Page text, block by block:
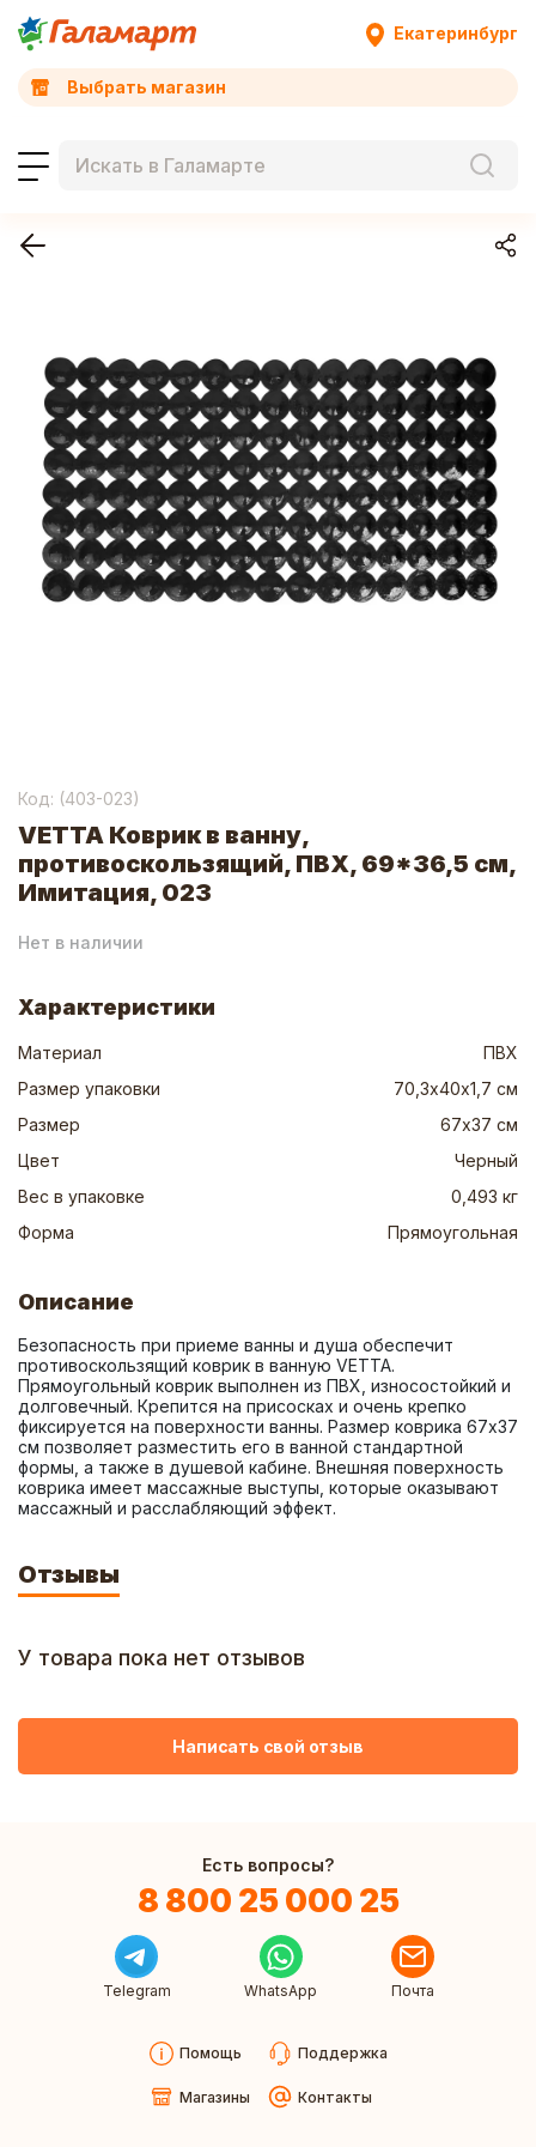
Екатеринбург
Выбрать магазин
Код: (403-023)
VETTA Коврик в ванну,
противоскользящий, ПВХ, 69*36,5 см,
Имитация, 023
Нет в наличии
Характеристики
Материал
ПВХ
Размер упаковки
70,3х40х1,7 см
Размер
67х37 см
Цвет
Черный
Вес в упаковке
0,493 кг
Форма
Прямоугольная
Описание
Безопасность при приеме ванны и душа обеспечит
противоскользящий коврик в ванную VETTA.
Прямоугольный коврик выполнен из ПВХ, износостойкий и
долговечный. Крепится на присосках и очень крепко
фиксируется на поверхности ванны. Размер коврика 67х37
см позволяет разместить его в ванной стандартной
формы, а также в душевой кабине. Внешняя поверхность
коврика имеет массажные выступы, которые оказывают
массажный и расслабляющий эффект.
Отзывы
У товара пока нет отзывов
Написать свой отзыв
Есть вопросы?
8 800 25 000 25
Telegram WhatsApp Почта
Помощь Поддержка
Магазины Контакты